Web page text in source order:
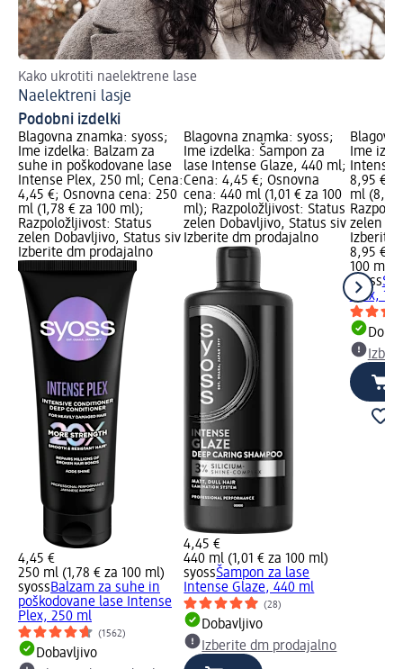
Kako ukrotiti naelektrene lase
Naelektreni lasje
Podobni izdelki
Blagovna znamka: syoss;
Ime izdelka: Balzam za
suhe in poškodovane lase
Intense Plex, 250 ml; Cena:
4,45 €; Osnovna cena: 250
ml (1,78 € za 100 ml);
Razpoložljivost: Status
zelen Dobavljivo, Status siv
Izberite dm prodajalno
4,45 €
250 ml (1,78 € za 100 ml)
syossBalzam za suhe in
poškodovane lase Intense
Plex, 250 ml
(1562)
Dobavljivo
Blagovna znamka: syoss;
Ime izdelka: Šampon za
lase Intense Glaze, 440 ml;
Cena: 4,45 €; Osnovna
cena: 440 ml (1,01 € za 100
ml); Razpoložljivost: Status
zelen Dobavljivo, Status siv
Izberite dm prodajalno
4,45 €
440 ml (1,01 € za 100 ml)
syossŠampon za lase
Intense Glaze, 440 ml
(28)
Dobavljivo
Izberite dm prodajalno
Ime
Intense
8,95 €;
ml (8,95
zelen
Izberite
8,95 €
100 ml
syoss
Plex,